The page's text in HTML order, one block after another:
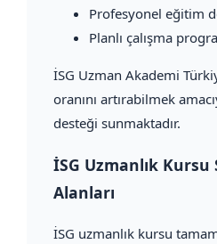
Profesyonel eğitim
Planlı çalışma
İSG Uzman Akademi
oranını artırabilmek
desteği sunmaktadır.
İSG Uzmanlık Kursu
Alanları
İSG uzmanlık kursu